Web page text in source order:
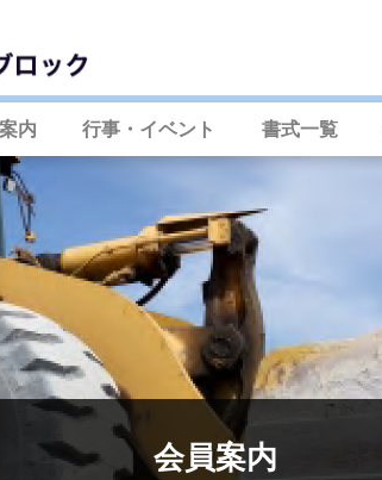
内 行事・イベント 書式一覧
会員案内